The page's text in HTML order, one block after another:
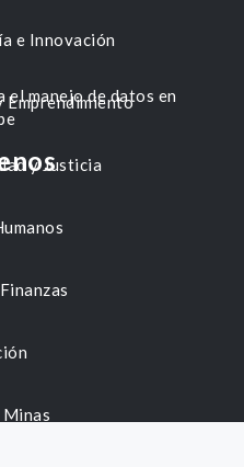
e Innovación
Emprendimiento
y Justicia
manejo de datos en